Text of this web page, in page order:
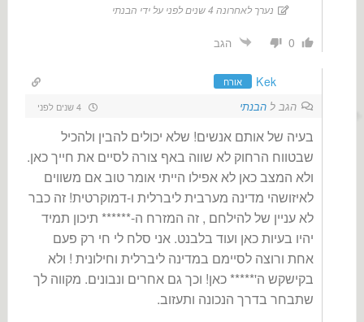
נערך לאחרונה 4 שנים לפני על ידי הבנתי
0 הגב
Kek אורח
הגב ל הבנתי
בעיה של אותם אנשים! שלא יכולים להבין ולהכיל
שבטווח הרחוק לא שווה באף צורה לסיים את חייך כאן.
ולא המצב כאן לא אפילו הייתי אומר טוב אם משווים
לאיזושהי מדינה מערבית ליברלית ו-דמוקרטית! זה כבר
לא עניין של להילחם , זה המזרח ה-****** תיכון תמיד
יהיו בעיות כאן ועוד בלבנט. אני סלח לי חי רק פעם
אחת ורוצה לסיימם במדינה ליברלית וחילונית ! ולא
בקישקש ה'***** כאן! וכך גם אחרים ונבונים. מקווה לך
שתבחר בדרך הנכונה ותעזוב.